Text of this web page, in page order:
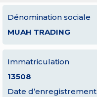
Dénomination sociale
MUAH TRADING
Immatriculation
13508
Date d’enregistrement